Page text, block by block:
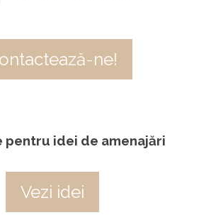
ne!
pentru idei de amenajări
Vezi idei